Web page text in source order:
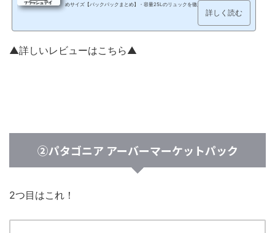
めサイズ【バックパックまとめ】・容量25Lのリュックを徹底紹介！万能な男女兼
用サイズ【バックパックまとめ】 はじめに （出典：GREGORY）さて、今回紹介す
るのは…GREGORYフラッシュデイ フラッシュデイはGREGORYのトートリュック
物や散歩など気軽なお出かけにちょうどいい形状をしている。他のブランドも含め
たトートリュックの中でも特に人気なのがフラッシ...
詳しく読む
▲詳しいレビューはこちら▲
②パタゴニア アーバーマーケットパック
2つ目はこれ！